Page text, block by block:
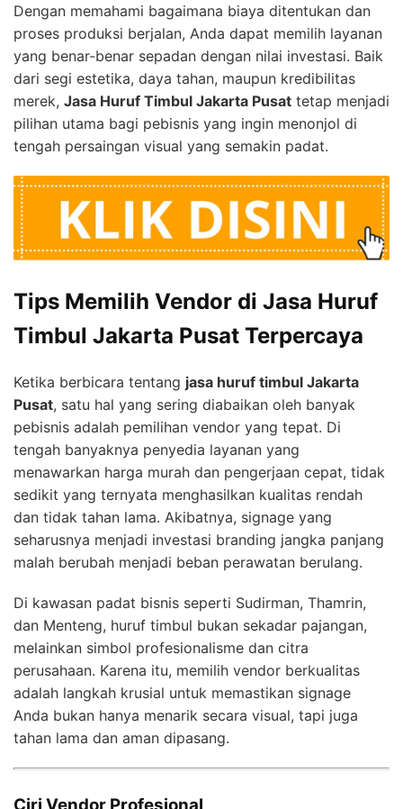
Dengan memahami bagaimana biaya ditentukan dan
proses produksi berjalan, Anda dapat memilih layanan
yang benar-benar sepadan dengan nilai investasi. Baik
dari segi estetika, daya tahan, maupun kredibilitas
merek, Jasa Huruf Timbul Jakarta Pusat tetap menjadi
pilihan utama bagi pebisnis yang ingin menonjol di
tengah persaingan visual yang semakin padat.
Tips Memilih Vendor di Jasa Huruf
Timbul Jakarta Pusat Terpercaya
Ketika berbicara tentang jasa huruf timbul Jakarta
Pusat, satu hal yang sering diabaikan oleh banyak
pebisnis adalah pemilihan vendor yang tepat. Di
tengah banyaknya penyedia layanan yang
menawarkan harga murah dan pengerjaan cepat, tidak
sedikit yang ternyata menghasilkan kualitas rendah
dan tidak tahan lama. Akibatnya, signage yang
seharusnya menjadi investasi branding jangka panjang
malah berubah menjadi beban perawatan berulang.
Di kawasan padat bisnis seperti Sudirman, Thamrin,
dan Menteng, huruf timbul bukan sekadar pajangan,
melainkan simbol profesionalisme dan citra
perusahaan. Karena itu, memilih vendor berkualitas
adalah langkah krusial untuk memastikan signage
Anda bukan hanya menarik secara visual, tapi juga
tahan lama dan aman dipasang.
Ciri Vendor Profesional